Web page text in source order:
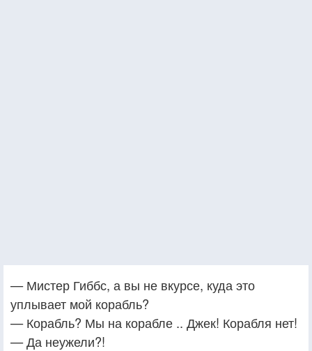
— Мистер Гиббс, а вы не вкурсе, куда это
уплывает мой корабль?
— Корабль? Мы на корабле .. Джек! Корабля нет!
— Да неужели?!